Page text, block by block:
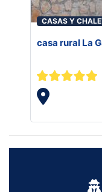
CASAS Y
casa rural La